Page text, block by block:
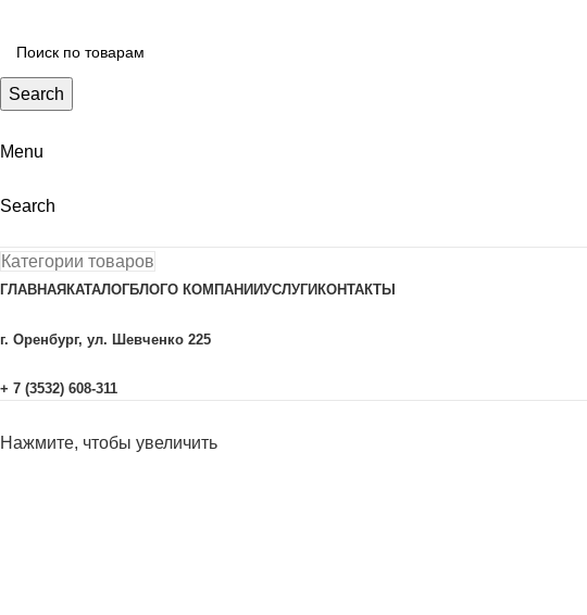
Search
Menu
Search
Категории товаров
ГЛАВНАЯ КАТАЛОГБЛОГО КОМПАНИИУСЛУГИ КОНТАКТЫ
г. Оренбург, ул. Шевченко 225
+ 7 (3532) 608-311
Нажмите, чтобы увеличить